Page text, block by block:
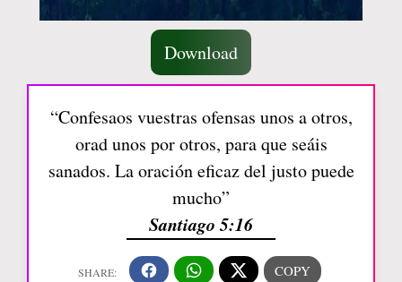
Download
“Confesaos vuestras ofensas unos a otros,
orad unos por otros, para que seáis
sanados. La oración eficaz del justo puede
mucho”
Santiago 5:16